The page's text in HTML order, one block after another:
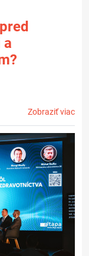
a
Zobraziť viac